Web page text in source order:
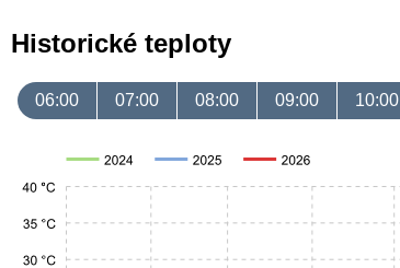
Historické teploty
06:00 07:00 08:00 09:00 10:00